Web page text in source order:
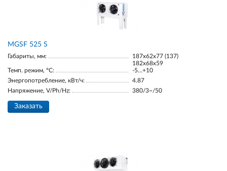
МGSF 525 S
Габариты, мм:
187х62х77 (137)
182х68х59
Темп. режим, °С:
-5…+10
Энергопотребление, кВт/ч:
4.87
Напряжение, V/Ph/Hz:
380/3~/50
Заказать